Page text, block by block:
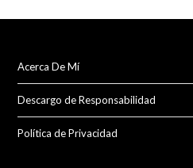
Acerca De Mí
Descargo de Responsabilidad
Política de Privacidad